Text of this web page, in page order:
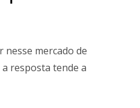
nesse mercado de
resposta tende a